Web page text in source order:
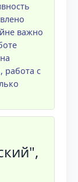
важно
работа с